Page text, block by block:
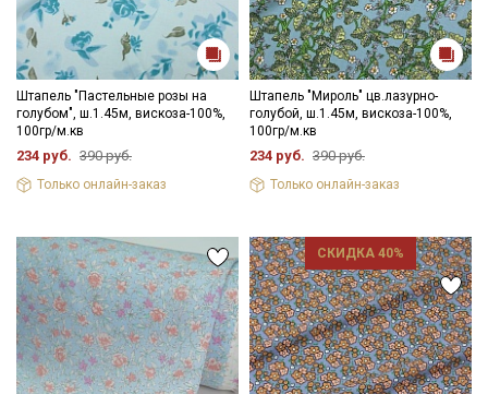
Штапель "Пастельные розы на
голубом", ш.1.45м, вискоза-100%,
100гр/м.кв
234 руб. 390 руб.
Только онлайн-заказ
Штапель "Мироль" цв.лазурно-
голубой, ш.1.45м, вискоза-100%,
100гр/м.кв
234 руб. 390 руб.
Только онлайн-заказ
СКИДКА 40%